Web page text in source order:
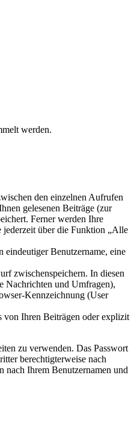
werden.
den einzelnen Aufrufen
gelesenen Beiträge (zur
Ferner werden Ihre
jederzeit über die Funktion „Alle
eindeutiger Benutzername, eine
zwischenspeichern. In diesen
Nachrichten und Umfragen),
Kennzeichnung (User
von Ihren Beiträgen oder explizit
zu verwenden. Das Passwort
berechtigterweise nach
nach Ihrem Benutzernamen und